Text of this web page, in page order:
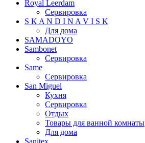
Royal Leerdam
Сервировка
S K A N D I N A V I S K
Для дома
SAMADOYO
Sambonet
Сервировка
Same
Сервировка
San Miguel
Кухня
Сервировка
Отдых
Товары для ванной комнаты
Для дома